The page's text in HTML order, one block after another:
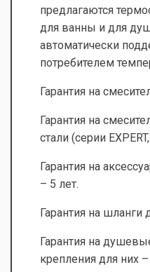
предлагаются
для ванны и для
автоматически
потребителем
Гарантия на
Гарантия на
стали (серии
Гарантия на
– 5 лет.
Гарантия на шланги
Гарантия на
крепления для них –